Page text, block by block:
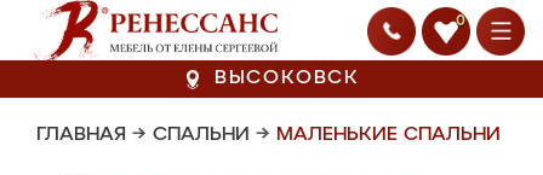
0
ВЫСОКОВСК
ГЛАВНАЯ → СПАЛЬНИ → МАЛЕНЬКИЕ СПАЛЬНИ